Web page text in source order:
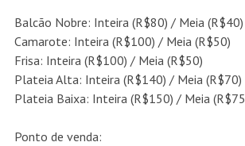
Balcão Nobre: Inteira (R$80) / Meia (R$40)
Camarote: Inteira (R$100) / Meia (R$50)
Frisa: Inteira (R$100) / Meia (R$50)
Plateia Alta: Inteira (R$140) / Meia (R$70)
Plateia Baixa: Inteira (R$150) / Meia
Ponto de venda: